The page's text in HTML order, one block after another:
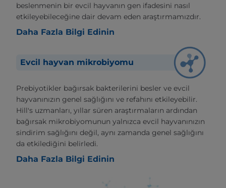
beslenmenin bir evcil hayvanın gen ifadesini nasıl
etkileyebileceğine dair devam eden araştırmamızdır.
Daha Fazla Bilgi Edinin
Evcil hayvan mikrobiyomu
Prebiyotikler bağırsak bakterilerini besler ve evcil
hayvanınızın genel sağlığını ve refahını etkileyebilir.
Hill's uzmanları, yıllar süren araştırmaların ardından
bağırsak mikrobiyomunun yalnızca evcil hayvanınızın
sindirim sağlığını değil, aynı zamanda genel sağlığını
da etkilediğini belirledi.
Daha Fazla Bilgi Edinin